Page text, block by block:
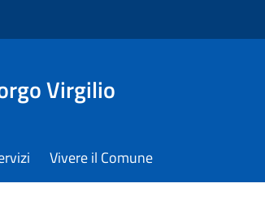
Virgilio
Vivere il Comune